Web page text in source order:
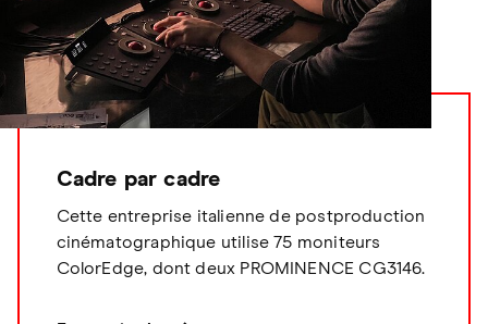
Cadre par cadre
Cette entreprise italienne de postproduction
cinématographique utilise 75 moniteurs
ColorEdge, dont deux PROMINENCE CG3146.